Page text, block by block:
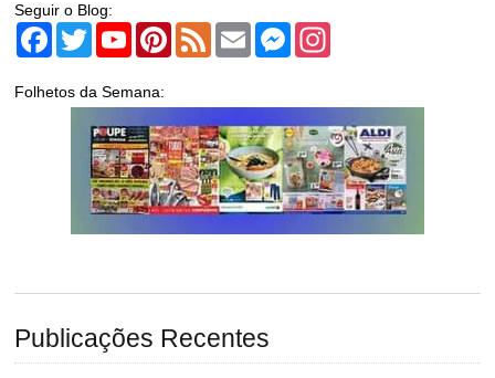
Seguir o Blog:
Facebook
TwitterYouTubePinterest
Feed Email Messenger
Folhetos da Semana:
Publicações Recentes